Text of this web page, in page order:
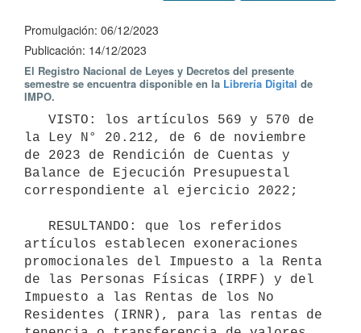
Promulgación: 06/12/2023
Publicación: 14/12/2023
El Registro Nacional de Leyes y Decretos del presente
semestre se encuentra disponible en la Librería Digital de
IMPO.
la Ley N° 20.212, de 6 de noviembre
de 2023 de Rendición de Cuentas y
Balance de Ejecución Presupuestal
correspondiente al ejercicio 2022;
artículos establecen exoneraciones
promocionales del Impuesto a la Renta
de las Personas Físicas (IRPF) y del
Impuesto a las Rentas de los No
Residentes (IRNR), para las rentas de